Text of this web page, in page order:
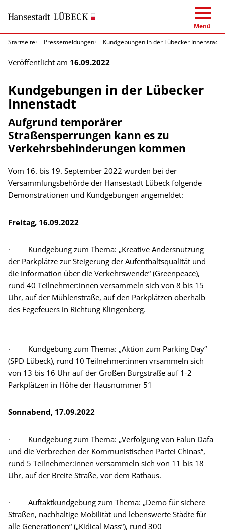
Menü
Startseite
Pressemeldungen Kundgebungen in der Lübecker Innenstadt
Veröffentlicht am 16.09.2022
Kundgebungen in der Lübecker
Innenstadt
Aufgrund temporärer
Straßensperrungen kann es zu
Verkehrsbehinderungen kommen
Vom 16. bis 19. September 2022 wurden bei der
Versammlungsbehörde der Hansestadt Lübeck folgende
Demonstrationen und Kundgebungen angemeldet:
Freitag, 16.09.2022
· Kundgebung zum Thema: „Kreative Andersnutzung
der Parkplätze zur Steigerung der Aufenthaltsqualität und
die Information über die Verkehrswende“ (Greenpeace),
rund 40 Teilnehmer:innen versammeln sich von 8 bis 15
Uhr, auf der Mühlenstraße, auf den Parkplätzen oberhalb
des Fegefeuers in Richtung Klingenberg.
· Kundgebung zum Thema: „Aktion zum Parking Day“
(SPD Lübeck), rund 10 Teilnehmer:innen vrsammeln sich
von 13 bis 16 Uhr auf der Großen Burgstraße auf 1-2
Parkplätzen in Höhe der Hausnummer 51
Sonnabend, 17.09.2022
· Kundgebung zum Thema: „Verfolgung von Falun Dafa
und die Verbrechen der Kommunistischen Partei Chinas“,
rund 5 Teilnehmer:innen versammeln sich von 11 bis 18
Uhr, auf der Breite Straße, vor dem Rathaus.
· Auftaktkundgebung zum Thema: „Demo für sichere
Straßen, nachhaltige Mobilität und lebenswerte Städte für
alle Generationen“ („Kidical Mass“), rund 300